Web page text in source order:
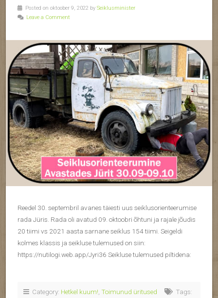
Posted on oktoober 9, 2022 by Seiklusminister
Leave a Comment
Reedel 30. septembril avanes täiesti uus seiklusorienteerumise
rada Jüris. Rada oli avatud 09. oktoobri õhtuni ja rajale jõudis
20 tiimi vs 2021 aasta sarnane seiklus 154 tiimi. Seigeldi
kolmes klassis ja seikluse tulemused on siin:
https://nutilogi.web.app/Jyri36 Seikluse tulemused piltidena:
Category: Hetkel kuum! Toimunud üritused
Tags: